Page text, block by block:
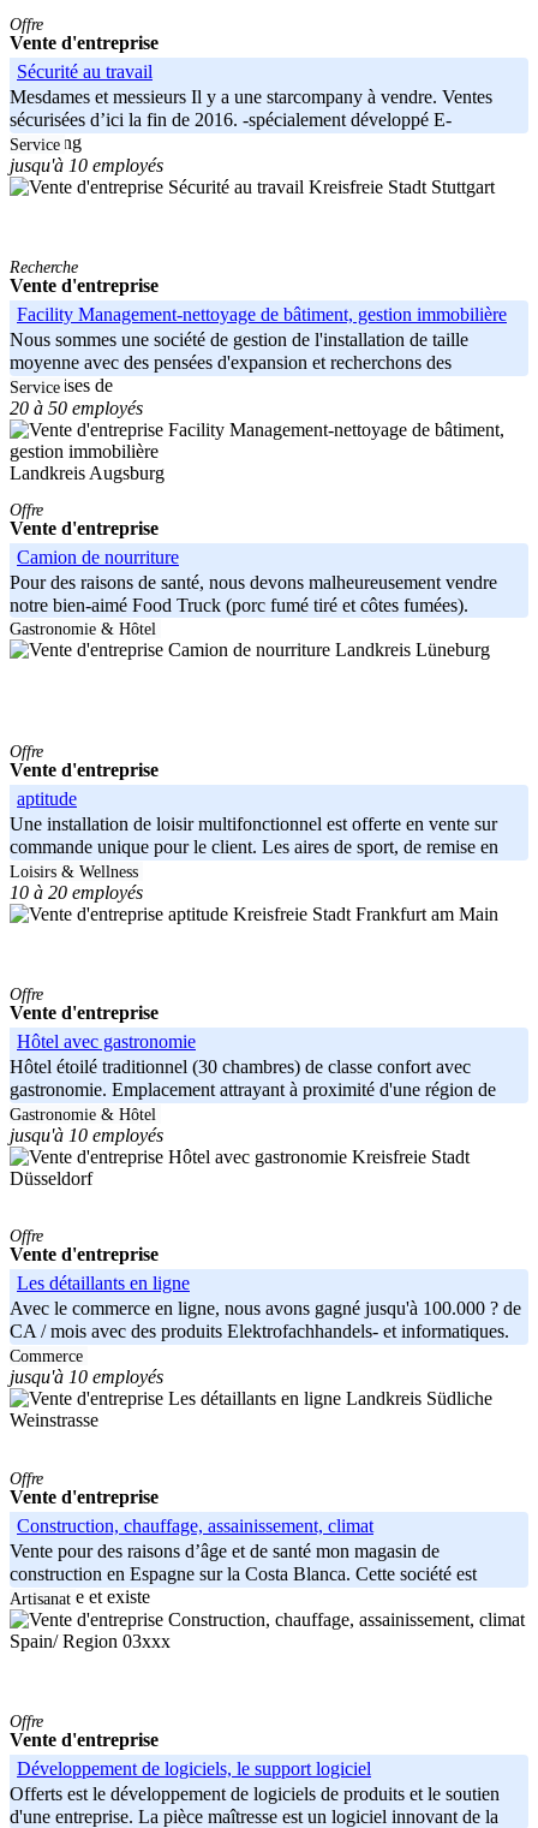
Offre
Vente d'entreprise
Sécurité au travail
Mesdames et messieurs Il y a une starcompany à vendre. Ventes
sécurisées d’ici la fin de 2016. -spécialement développé E-
LEarning
Service
jusqu'à 10 employés
Kreisfreie Stadt Stuttgart
Recherche
Vente d'entreprise
Facility Management-nettoyage de bâtiment, gestion immobilière
Nous sommes une société de gestion de l'installation de taille
moyenne avec des pensées d'expansion et recherchons des
entreprises de
Service
20 à 50 employés
Landkreis Augsburg
Offre
Vente d'entreprise
Camion de nourriture
Pour des raisons de santé, nous devons malheureusement vendre
notre bien-aimé Food Truck (porc fumé tiré et côtes fumées).
Depuis le Food
Gastronomie & Hôtel
Landkreis Lüneburg
Offre
Vente d'entreprise
aptitude
Une installation de loisir multifonctionnel est offerte en vente sur
commande unique pour le client. Les aires de sport, de remise en
forme
Loisirs & Wellness
10 à 20 employés
Kreisfreie Stadt Frankfurt am Main
Offre
Vente d'entreprise
Hôtel avec gastronomie
Hôtel étoilé traditionnel (30 chambres) de classe confort avec
gastronomie. Emplacement attrayant à proximité d'une région de
loisirs, dans
Gastronomie & Hôtel
jusqu'à 10 employés
Kreisfreie Stadt
Düsseldorf
Offre
Vente d'entreprise
Les détaillants en ligne
Avec le commerce en ligne, nous avons gagné jusqu'à 100.000 ? de
CA / mois avec des produits Elektrofachhandels- et informatiques.
Commerce
jusqu'à 10 employés
Landkreis Südliche
Weinstrasse
Offre
Vente d'entreprise
Construction, chauffage, assainissement, climat
Vente pour des raisons d’âge et de santé mon magasin de
construction en Espagne sur la Costa Blanca. Cette société est
autonome et existe
Artisanat
Spain/ Region 03xxx
Offre
Vente d'entreprise
Développement de logiciels, le support logiciel
Offerts est le développement de logiciels de produits et le soutien
d'une entreprise. La pièce maîtresse est un logiciel innovant de la